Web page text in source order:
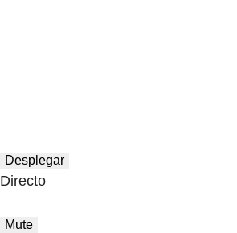
Desplegar
Directo
Mute